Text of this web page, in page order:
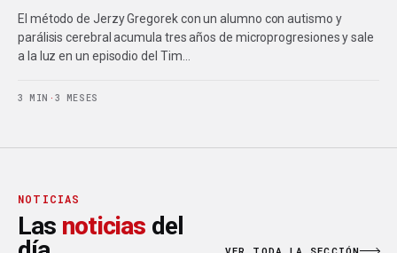
El método de Jerzy Gregorek con un alumno con autismo y
parálisis cerebral acumula tres años de microprogresiones y sale
a la luz en un episodio del Tim…
3 MIN · 3 MESES
NOTICIAS
Las noticias del